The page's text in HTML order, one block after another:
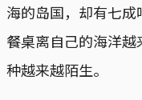
海的岛国，却有七
餐桌离自己的海洋
种越来越陌生。